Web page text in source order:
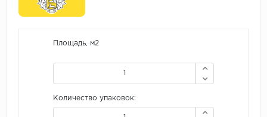
Площадь, м2
Количество упаковок: